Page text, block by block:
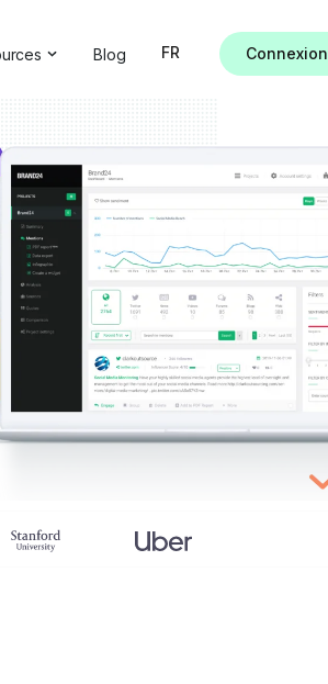
et critiques
de cas
d'aide
de marque
avec nous
des partenaires
Blog FR Connexion